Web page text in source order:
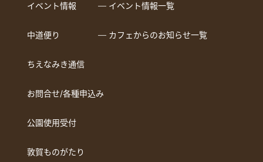
イベント情報 ― イベント情報一覧
中道便り ― カフェからのお知らせ一覧
ちえなみき通信
お問合せ/各種申込み
公園使用受付
敦賀ものがたり